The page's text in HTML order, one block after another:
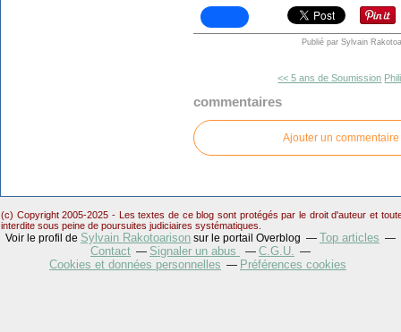
Publié par Sylvain
<< 5 ans de Soumission
commentaires
Ajouter un commentaire
(c) Copyright 2005-2025 - Les textes de ce blog sont protégés par le droit d'auteur et
interdite sous peine de poursuites judiciaires systématiques.
Voir le profil de Sylvain Rakotoarison sur le portail Overblog
Top articles
Contact
Signaler un abus
C.G.U.
Cookies et données personnelles
Préférences cookies